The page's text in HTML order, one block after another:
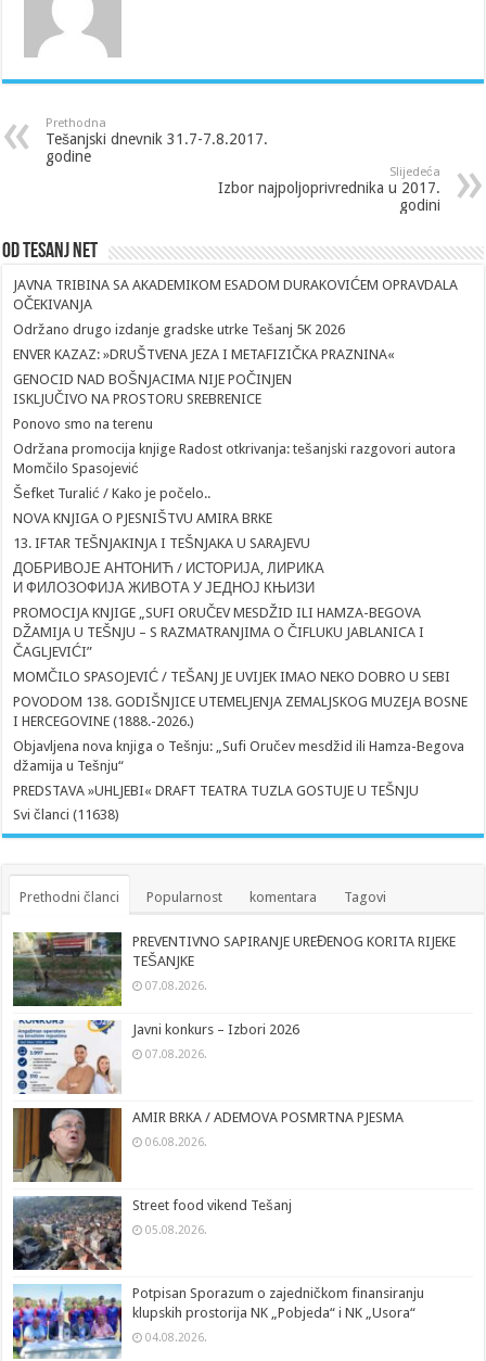
Prethodna
Tešanjski dnevnik 31.7-7.8.2017.
godine
Slijedeća
Izbor najpoljoprivrednika u 2017.
godini
Od Tesanj Net
JAVNA TRIBINA SA AKADEMIKOM ESADOM DURAKOVIĆEM OPRAVDALA
OČEKIVANJA
Održano drugo izdanje gradske utrke Tešanj 5K 2026
ENVER KAZAZ: »DRUŠTVENA JEZA I METAFIZIČKA PRAZNINA«
GENOCID NAD BOŠNJACIMA NIJE POČINJEN
ISKLJUČIVO NA PROSTORU SREBRENICE
Ponovo smo na terenu
Održana promocija knjige Radost otkrivanja: tešanjski razgovori autora
Momčilo Spasojević
Šefket Turalić / Kako je počelo..
NOVA KNJIGA O PJESNIŠTVU AMIRA BRKE
13. IFTAR TEŠNJAKINJA I TEŠNJAKA U SARAJEVU
ДОБРИВОЈЕ АНТОНИЋ / ИСТОРИЈА, ЛИРИКА
И ФИЛОЗОФИЈА ЖИВОТА У ЈЕДНОЈ КЊИЗИ
PROMOCIJA KNJIGE „SUFI ORUČEV MESDŽID ILI HAMZA-BEGOVA
DŽAMIJA U TEŠNJU – S RAZMATRANJIMA O ČIFLUKU JABLANICA I
ČAGLJEVIĆI”
MOMČILO SPASOJEVIĆ / TEŠANJ JE UVIJEK IMAO NEKO DOBRO U SEBI
POVODOM 138. GODIŠNJICE UTEMELJENJA ZEMALJSKOG MUZEJA BOSNE
I HERCEGOVINE (1888.-2026.)
Objavljena nova knjiga o Tešnju: „Sufi Oručev mesdžid ili Hamza-Begova
džamija u Tešnju“
PREDSTAVA »UHLJEBI« DRAFT TEATRA TUZLA GOSTUJE U TEŠNJU
Svi članci (11638)
Prethodni članci Popularnost komentara Tagovi
PREVENTIVNO SAPIRANJE UREĐENOG KORITA RIJEKE
TEŠANJKE
07.08.2026.
Javni konkurs – Izbori 2026
07.08.2026.
AMIR BRKA / ADEMOVA POSMRTNA PJESMA
06.08.2026.
Street food vikend Tešanj
05.08.2026.
Potpisan Sporazum o zajedničkom finansiranju
klupskih prostorija NK „Pobjeda“ i NK „Usora“
04.08.2026.